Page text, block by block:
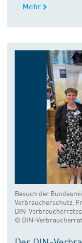
Mehr
Besuch der
Verbraucherschutz,
DIN-Verbraucherrates
© DIN-Verbraucherrat